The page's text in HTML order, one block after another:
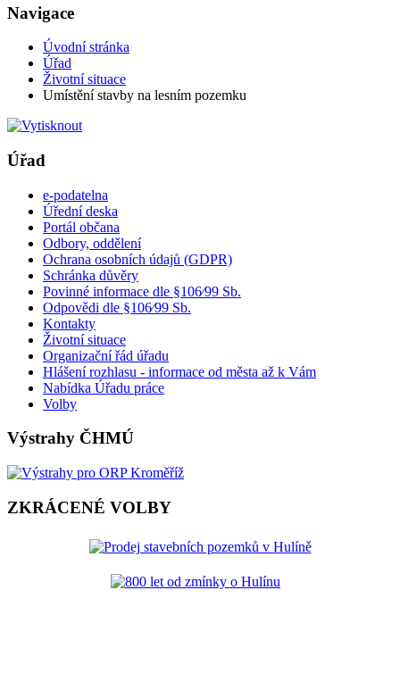
Navigace
Úvodní stránka
Úřad
Životní situace
Umístění stavby na lesním pozemku
Úřad
e-podatelna
Úřední deska
Portál občana
Odbory, oddělení
Ochrana osobních údajů (GDPR)
Schránka důvěry
Povinné informace dle §106⁄99 Sb.
Odpovědi dle §106⁄99 Sb.
Kontakty
Životní situace
Organizační řád úřadu
Hlášení rozhlasu - informace od města až k Vám
Nabídka Úřadu práce
Volby
Výstrahy ČHMÚ
ZKRÁCENÉ VOLBY